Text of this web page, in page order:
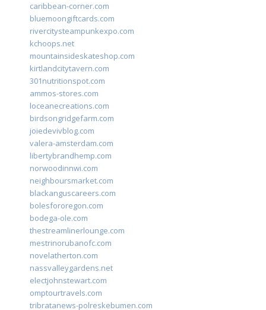
caribbean-corner.com
bluemoongiftcards.com
rivercitysteampunkexpo.com
kchoops.net
mountainsideskateshop.com
kirtlandcitytavern.com
301nutritionspot.com
ammos-stores.com
loceanecreations.com
birdsongridgefarm.com
joiedevivblog.com
valera-amsterdam.com
libertybrandhemp.com
norwoodinnwi.com
neighboursmarket.com
blackanguscareers.com
bolesfororegon.com
bodega-ole.com
thestreamlinerlounge.com
mestrinorubanofc.com
novelatherton.com
nassvalleygardens.net
electjohnstewart.com
omptourtravels.com
tribratanews-polreskebumen.com